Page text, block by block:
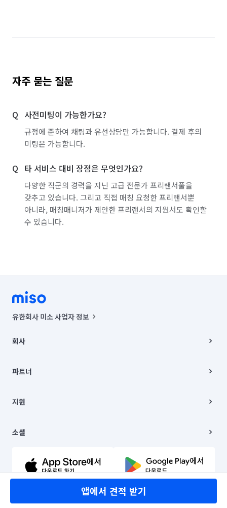
자주 묻는 질문
사전미팅이 가능한가요?
규정에 준하여 채팅과 유선상담만 가능합니다. 결제 후의
미팅은 가능합니다.
타 서비스 대비 장점은 무엇인가요?
다양한 직군의 경력을 지닌 고급 전문가 프리랜서풀을
갖추고 있습니다. 그리고 직접 매칭 요청한 프리랜서뿐
아니라, 매칭매니저가 제안한 프리랜서의 지원서도 확인할
수 있습니다.
앱에서 견적 받기
유한회사 미소 사업자 정보
00019 |
주소 | 본사: 서울특별시 종로구 율곡로 6(중학동, 트윈트리빌딩) B동 5층
컨택센터 : 서울특별시 종로구 수송동 율곡로 24, 7층, 8층 미소
상품, 상품정보, 거래에 관한 의무와 책임은 거래당사자에게 있습니다.
언론 보도 관련 문의:
© 유한회사 미소. Miso, Inc. All Rights Reserved.
회사
채용
파트너
이사
지원
이용약관
문의하기
소셜
유튜브